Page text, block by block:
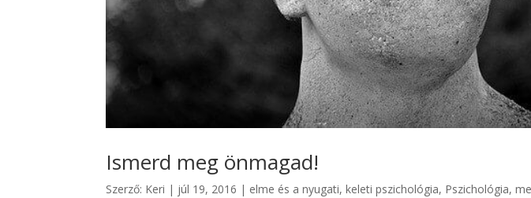
Ismerd meg önmagad!
Szerző: Keri | júl 19, 2016 | elme és a nyugati, keleti pszichológia, Pszichológia,